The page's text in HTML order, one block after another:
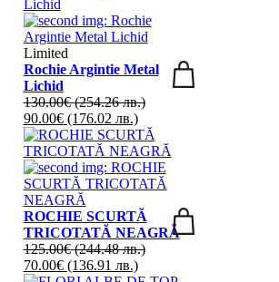
Limited
Rochie Argintie Metal
Lichid
130.00€ (254.26 лв.)
90.00€ (176.02 лв.)
ROCHIE SCURTĂ
TRICOTATĂ NEAGRĂ
125.00€ (244.48 лв.)
70.00€ (136.91 лв.)